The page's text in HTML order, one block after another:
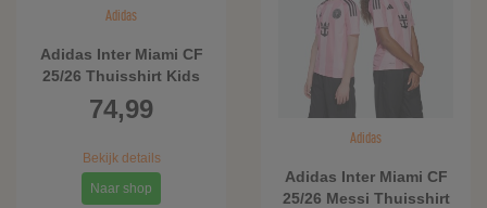
Adidas
Adidas Inter Miami CF
25/26 Thuisshirt Kids
74,99
Bekijk details
Naar shop
Adidas
Adidas Inter Miami CF
25/26 Messi Thuisshirt